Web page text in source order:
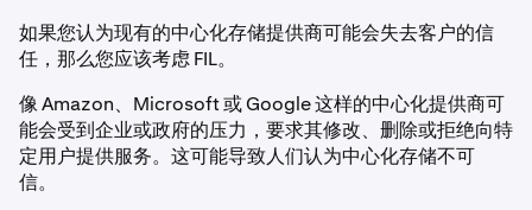
如果您认为现有的中心化存储提供商可能会失去客户的信
任，那么您应该考虑 FIL。
像 Amazon、Microsoft 或 Google 这样的中心化提供商可
能会受到企业或政府的压力，要求其修改、删除或拒绝向特
定用户提供服务。这可能导致人们认为中心化存储不可
信。